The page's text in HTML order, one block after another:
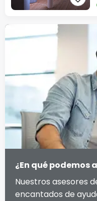
¿En qué podemos
Nuestros asesores
encantados de